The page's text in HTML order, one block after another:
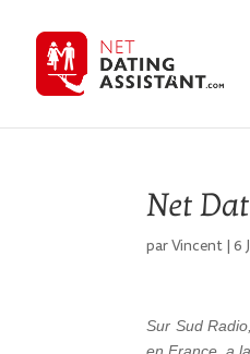
Net
parVincent |6
Sur Sud